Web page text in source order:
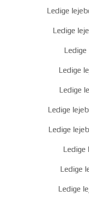
Ledige
Ledige
Ledige
Ledige
Ledige
Ledige
Ledige
Ledige
Ledige